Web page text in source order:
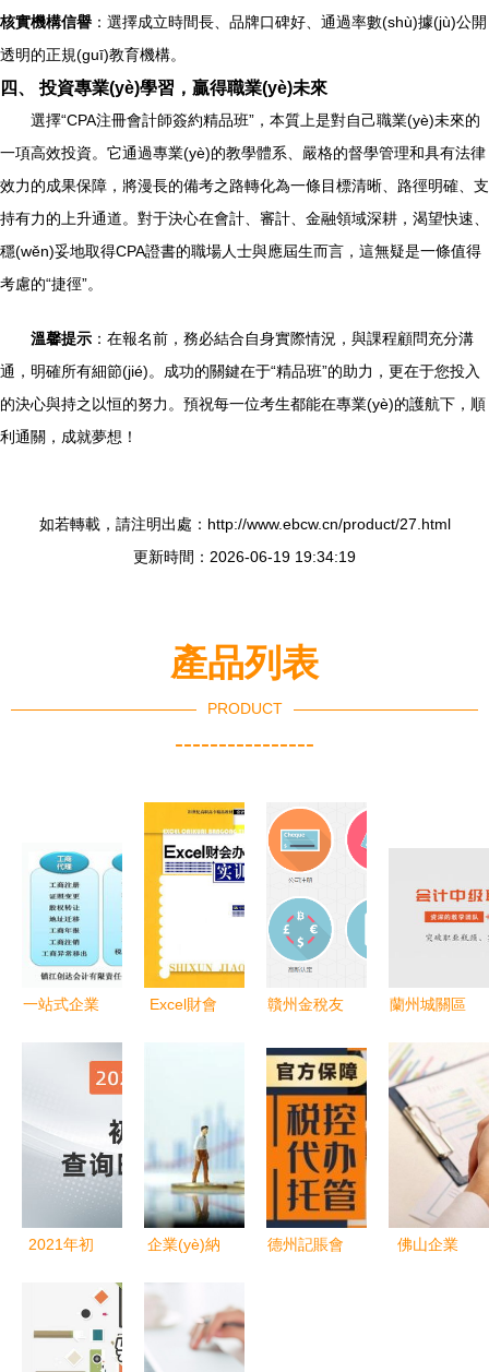
核實機構信譽 ：選擇成立時間長、品牌口碑好、通過率數(shù)據(jù)公開
透明的正規(guī)教育機構。
四、 投資專業(yè)學習，贏得職業(yè)未來
選擇“CPA注冊會計師簽約精品班”，本質上是對自己職業(yè)未來的
一項高效投資。它通過專業(yè)的教學體系、嚴格的督學管理和具有法律
效力的成果保障，將漫長的備考之路轉化為一條目標清晰、路徑明確、支
持有力的上升通道。對于決心在會計、審計、金融領域深耕，渴望快速、
穩(wěn)妥地取得CPA證書的職場人士與應屆生而言，這無疑是一條值得
考慮的“捷徑”。
溫馨提示 ：在報名前，務必結合自身實際情況，與課程顧問充分溝
通，明確所有細節(jié)。成功的關鍵在于“精品班”的助力，更在于您投入
的決心與持之以恒的努力。預祝每一位考生都能在專業(yè)的護航下，順
利通關，成就夢想！
如若轉載，請注明出處：http://www.ebcw.cn/product/27.html
更新時間：2026-06-19 19:34:19
產品列表
PRODUCT
----------------
一站式企業
(chuàng)達
的商業(yè)
夢想
Excel財會
入門到精通
的會計數
(shù)字化
之路
贛州金稅友
務 助力企
業(yè)財務
無憂的專業
(yè)選擇
蘭州城關區
稱會計咨詢
全指南
2021年初
查詢時間詳
解及會計咨
企業(yè)納
計咨詢 實
現(xiàn)合
德州記賬會
佛山企業